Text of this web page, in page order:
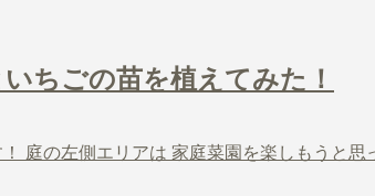
ちごの苗を植えてみた！
庭の左側エリアは 家庭菜園を楽しもうと